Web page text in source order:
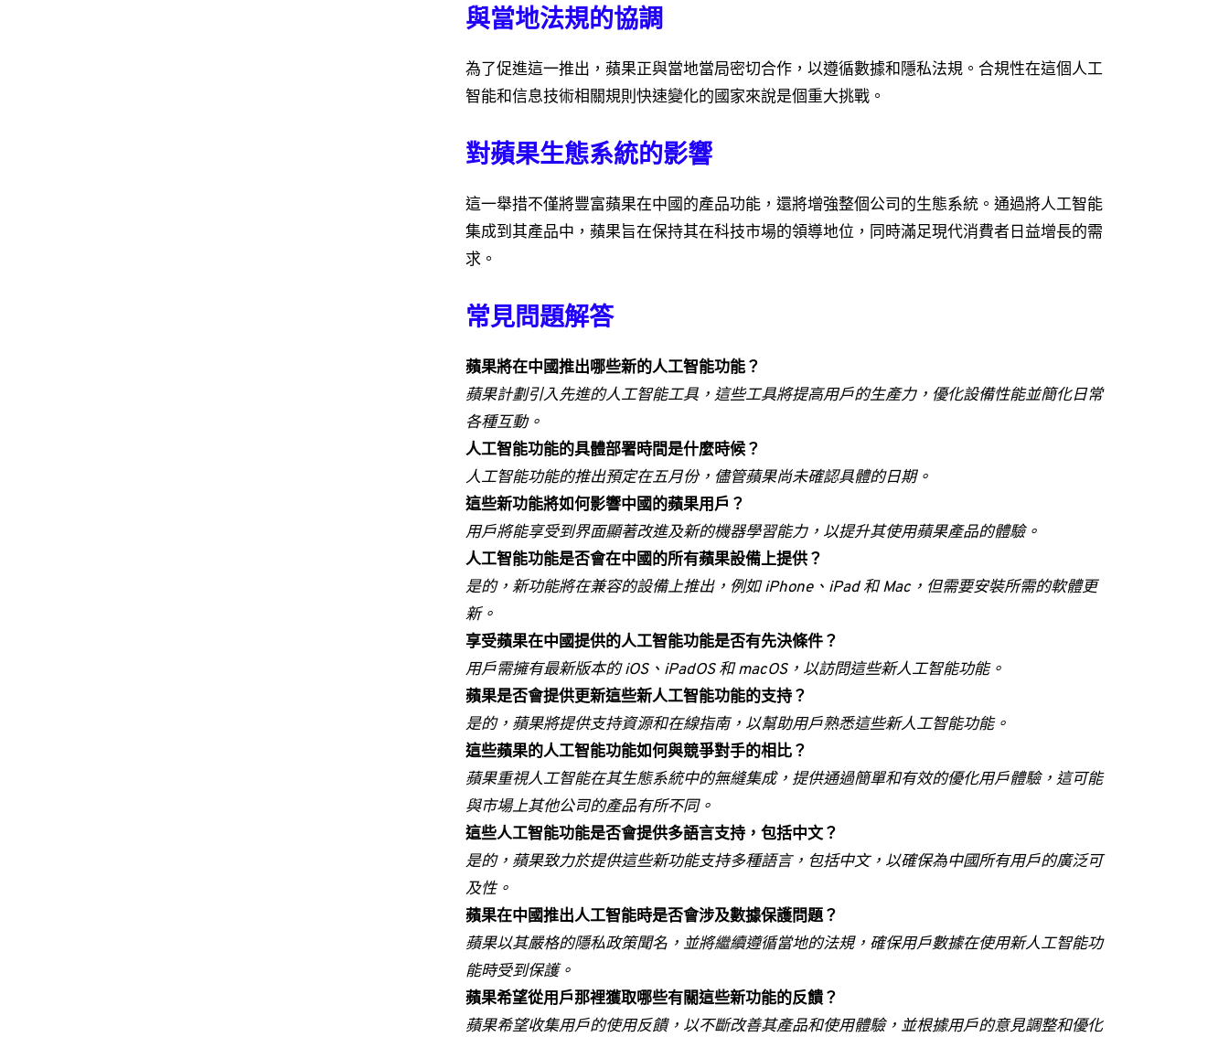
與當地法規的協調
為了促進這一推出，蘋果正與當地當局密切合作，以遵循數據和隱私法規。合規性在這個人工
智能和信息技術相關規則快速變化的國家來說是個重大挑戰。
對蘋果生態系統的影響
這一舉措不僅將豐富蘋果在中國的產品功能，還將增強整個公司的生態系統。通過將人工智能
集成到其產品中，蘋果旨在保持其在科技市場的領導地位，同時滿足現代消費者日益增長的需
求。
常見問題解答
蘋果將在中國推出哪些新的人工智能功能？
蘋果計劃引入先進的人工智能工具，這些工具將提高用戶的生產力，優化設備性能並簡化日常
各種互動。
人工智能功能的具體部署時間是什麼時候？
人工智能功能的推出預定在五月份，儘管蘋果尚未確認具體的日期。
這些新功能將如何影響中國的蘋果用戶？
用戶將能享受到界面顯著改進及新的機器學習能力，以提升其使用蘋果產品的體驗。
人工智能功能是否會在中國的所有蘋果設備上提供？
是的，新功能將在兼容的設備上推出，例如 iPhone、iPad 和 Mac，但需要安裝所需的軟體更
新。
享受蘋果在中國提供的人工智能功能是否有先決條件？
用戶需擁有最新版本的 iOS、iPadOS 和 macOS，以訪問這些新人工智能功能。
蘋果是否會提供更新這些新人工智能功能的支持？
是的，蘋果將提供支持資源和在線指南，以幫助用戶熟悉這些新人工智能功能。
這些蘋果的人工智能功能如何與競爭對手的相比？
蘋果重視人工智能在其生態系統中的無縫集成，提供通過簡單和有效的優化用戶體驗，這可能
與市場上其他公司的產品有所不同。
這些人工智能功能是否會提供多語言支持，包括中文？
是的，蘋果致力於提供這些新功能支持多種語言，包括中文，以確保為中國所有用戶的廣泛可
及性。
蘋果在中國推出人工智能時是否會涉及數據保護問題？
蘋果以其嚴格的隱私政策聞名，並將繼續遵循當地的法規，確保用戶數據在使用新人工智能功
能時受到保護。
蘋果希望從用戶那裡獲取哪些有關這些新功能的反饋？
蘋果希望收集用戶的使用反饋，以不斷改善其產品和使用體驗，並根據用戶的意見調整和優化